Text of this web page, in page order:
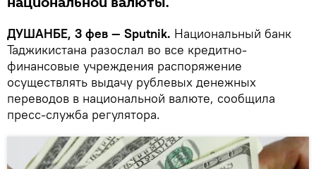
ДУШАНБЕ, 3 фев — Sputnik. Национальный банк
Таджикистана разослал во все кредитно-
финансовые учреждения распоряжение
осуществлять выдачу рублевых денежных
переводов в национальной валюте, сообщила
пресс-служба регулятора.